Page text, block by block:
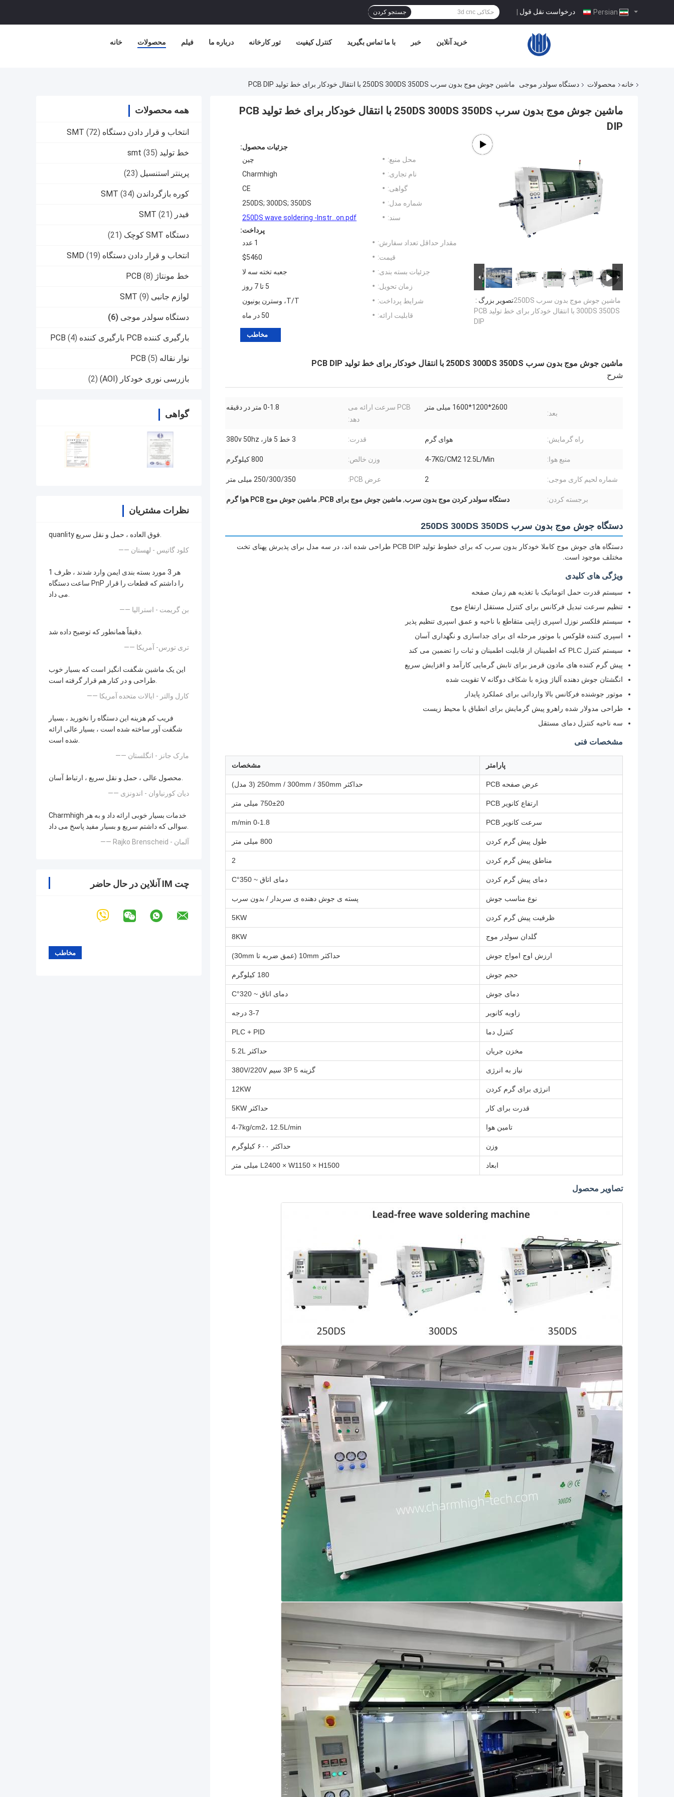
درخواست نقل قول | جستجو کردن
خانه محصولات فیلم درباره ما تور کارخانه کنترل کیفیت با ما تماس بگیرید خبر خرید آنلاین
خانه محصولات دستگاه سولدر موجی ماشین جوش موج بدون سرب 250DS 300DS 350DS با انتقال خودکار برای خط تولید PCB DIP
همه محصولات
انتخاب و قرار دادن دستگاه SMT (72)
خط تولید smt (35)
پرینتر استنسیل (23)
کوره بازگرداندن SMT (34)
فیدر SMT (21)
دستگاه SMT کوچک (21)
انتخاب و قرار دادن دستگاه SMD (19)
خط مونتاژ PCB (8)
لوازم جانبی SMT (9)
دستگاه سولدر موجی (6)
بارگیری کننده PCB بارگیری کننده PCB (4)
نوار نقاله PCB (5)
بازرسی نوری خودکار (AOI) (2)
گواهی
نظرات مشتریان
quanlity فوق العاده ، حمل و نقل سریع.
—— کلود گاتیس - لهستان
هر 3 مورد بسته بندی ایمن وارد شدند ، ظرف 1
ساعت دستگاه PnP را داشتم که قطعات را قرار
می داد.
—— بن گریمت - استرالیا
دقیقاً همانطور که توضیح داده شد.
—— تری تورس- آمریکا
این یک ماشین شگفت انگیز است که بسیار خوب
طراحی و در کنار هم قرار گرفته است.
—— کارل والتر - ایالات متحده آمریکا
فریب کم هزینه این دستگاه را نخورید ، بسیار
شگفت آور ساخته شده است ، بسیار عالی ارائه
شده است.
—— مارک جانز - انگلستان
محصول عالی ، حمل و نقل سریع ، ارتباط آسان.
—— دیان کورنیاوان - اندونزی
Charmhigh خدمات بسیار خوبی ارائه داد و به هر
سوالی که داشتم سریع و بسیار مفید پاسخ می داد.
—— Rajko Brenscheid - آلمان
چت IM آنلاین در حال حاضر
ماشین جوش موج بدون سرب 250DS 300DS 350DS با انتقال خودکار برای خط تولید PCB
DIP
تصویر بزرگ :ماشین جوش موج بدون سرب 250DS
300DS 350DS با انتقال خودکار برای خط تولید PCB
DIP
جزئیات محصول:
محل منبع:
چین
نام تجاری:
Charmhigh
گواهی:
CE
شماره مدل:
250DS; 300DS; 350DS
سند:
250DS wave soldering -Instr...on.pdf
پرداخت:
مقدار حداقل تعداد سفارش:
1 عدد
قیمت:
$5460
جزئیات بسته بندی:
جعبه تخته سه لا
زمان تحویل:
5 تا 7 روز
شرایط پرداخت:
T/T، وسترن یونیون
قابلیت ارائه:
50 در ماه
مخاطب
ماشین جوش موج بدون سرب 250DS 300DS 350DS با انتقال خودکار برای خط تولید PCB DIP
شرح
بعد:
2600*1200*1600 میلی متر
PCB سرعت ارائه می
دهد:
0-1.8 متر در دقیقه
راه گرمایش: هوای گرم قدرت: 3 خط 5 فاز، 380v 50hz
منبع هوا: 4-7KG/CM2 12.5L/Min وزن خالص: 800 کیلوگرم
شماره لحیم کاری موجی: 2 عرض PCB: 250/300/350 میلی متر
برجسته کردن: دستگاه سولدر کردن موج بدون سرب, ماشین جوش موج برای PCB , ماشین جوش موج PCB هوا گرم
دستگاه جوش موج بدون سرب 250DS 300DS 350DS
دستگاه های جوش موج کاملا خودکار بدون سرب که برای خطوط تولید PCB DIP طراحی شده اند، در سه مدل برای پذیرش پهنای تخت
مختلف موجود است.
ویژگی های کلیدی
سیستم قدرت حمل اتوماتیک با تغذیه هم زمان صفحه
تنظیم سرعت تبدیل فرکانس برای کنترل مستقل ارتفاع موج
سیستم فلکسر نوزل اسپری ژاپنی متقاطع با ناحیه و عمق اسپری تنظیم پذیر
اسپری کننده فلوکس با موتور مرحله ای برای جداسازی و نگهداری آسان
سیستم کنترل PLC که اطمینان از قابلیت اطمینان و ثبات را تضمین می کند
پیش گرم کننده های مادون قرمز برای تابش گرمایی کارآمد و افزایش سریع
انگشتان جوش دهنده آلیاژ ویژه با شکاف دوگانه V تقویت شده
موتور جوشنده فرکانس بالا وارداتی برای عملکرد پایدار
طراحی مدولار شده راهرو پیش گرمایش برای انطباق با محیط زیست
سه ناحیه کنترل دمای مستقل
مشخصات فنی
پارامتر مشخصات
عرض صفحه PCB حداکثر 250mm / 300mm / 350mm (3 مدل)
ارتفاع کانویر PCB 750±20 میلی متر
سرعت کانویر PCB 0-1.8 m/min
طول پیش گرم کردن 800 میلی متر
مناطق پیش گرم کردن 2
دمای پیش گرم کردن دمای اتاق ~ 350°C
نوع مناسب جوش پسته ی جوش دهنده ی سربدار / بدون سرب
ظرفیت پیش گرم کردن 5KW
گلدان سولدر موج 8KW
ارزش اوج امواج جوش حداکثر 10mm (عمق ضربه تا 30mm)
حجم جوش 180 کیلوگرم
دمای جوش دمای اتاق ~ 320°C
زاویه کانویر 3-7 درجه
کنترل دما PLC + PID
مخزن جریان حداکثر 5.2L
نیاز به انرژی گزینه 3P 5 سیم 380V/220V
انرژی برای گرم کردن 12KW
قدرت برای کار حداکثر 5KW
تامین هوا 4-7kg/cm2، 12.5L/min
وزن حداکثر ۶۰۰ کیلوگرم
ابعاد L2400 × W1150 × H1500 میلی متر
تصاویر محصول